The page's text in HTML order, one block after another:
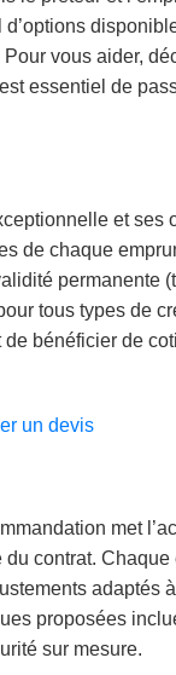
vous aider,
essentiel de
et ses
de chaque
permanente
tous types de
bénéficier de
un devis
met
contrat. Chaque
adaptés
proposées
sur mesure.